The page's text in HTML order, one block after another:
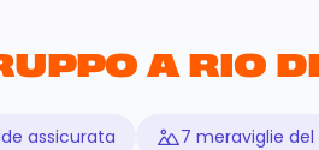
A RIO
assicurata
7 meraviglie